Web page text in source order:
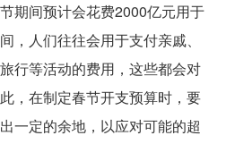
期间预计会花费2000亿元用于
，人们往往会用于支付亲戚、
行等活动的费用，这些都会对
，在制定春节开支预算时，要
一定的余地，以应对可能的超